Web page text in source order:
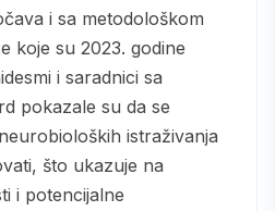
i sa metodološkom
koje su 2023. godine
i saradnici sa
pokazale su da se
istraživanja
što ukazuje na
i potencijalne